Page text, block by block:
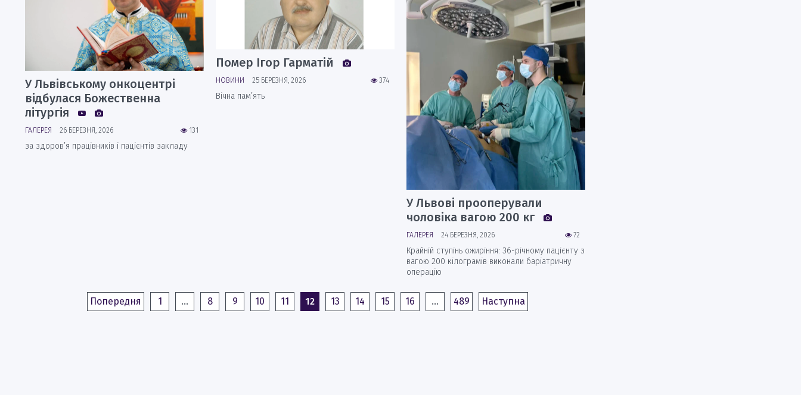
У Львівському онкоцентрі
відбулася Божественна
літургія
131
ГАЛЕРЕЯ 26 БЕРЕЗНЯ, 2026
за здоров’я працівників і пацієнтів закладу
Помер Ігор Гарматій
374
НОВИНИ 25 БЕРЕЗНЯ, 2026
Вічна пам’ять
У Львові прооперували
чоловіка вагою 200 кг
72
ГАЛЕРЕЯ 24 БЕРЕЗНЯ, 2026
Крайній ступінь ожиріння: 36-річному пацієнту з
вагою 200 кілограмів виконали баріатричну
операцію
Попередня 1 … 8 9 10 11 12 13 14 15 16 … 489 Наступна